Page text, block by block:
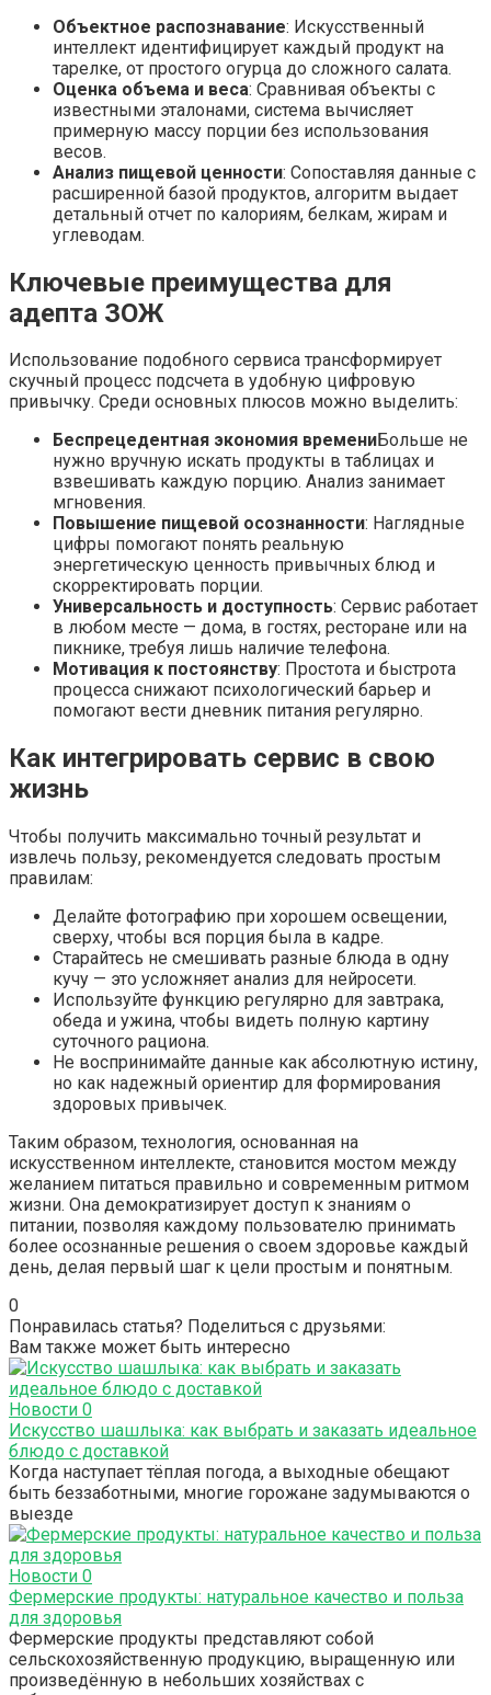
Объектное распознавание: Искусственный
интеллект идентифицирует каждый продукт на
тарелке, от простого огурца до сложного салата.
Оценка объема и веса: Сравнивая объекты с
известными эталонами, система вычисляет
примерную массу порции без использования
весов.
Анализ пищевой ценности: Сопоставляя данные с
расширенной базой продуктов, алгоритм выдает
детальный отчет по калориям, белкам, жирам и
углеводам.
Ключевые преимущества для
адепта ЗОЖ
Использование подобного сервиса трансформирует
скучный процесс подсчета в удобную цифровую
привычку. Среди основных плюсов можно выделить:
Беспрецедентная экономия времениБольше не
нужно вручную искать продукты в таблицах и
взвешивать каждую порцию. Анализ занимает
мгновения.
Повышение пищевой осознанности: Наглядные
цифры помогают понять реальную
энергетическую ценность привычных блюд и
скорректировать порции.
Универсальность и доступность: Сервис работает
в любом месте — дома, в гостях, ресторане или на
пикнике, требуя лишь наличие телефона.
Мотивация к постоянству: Простота и быстрота
процесса снижают психологический барьер и
помогают вести дневник питания регулярно.
Как интегрировать сервис в свою
жизнь
Чтобы получить максимально точный результат и
извлечь пользу, рекомендуется следовать простым
правилам:
Делайте фотографию при хорошем освещении,
сверху, чтобы вся порция была в кадре.
Старайтесь не смешивать разные блюда в одну
кучу — это усложняет анализ для нейросети.
Используйте функцию регулярно для завтрака,
обеда и ужина, чтобы видеть полную картину
суточного рациона.
Не воспринимайте данные как абсолютную истину,
но как надежный ориентир для формирования
здоровых привычек.
Таким образом, технология, основанная на
искусственном интеллекте, становится мостом между
желанием питаться правильно и современным ритмом
жизни. Она демократизирует доступ к знаниям о
питании, позволяя каждому пользователю принимать
более осознанные решения о своем здоровье каждый
день, делая первый шаг к цели простым и понятным.
0
Понравилась статья? Поделиться с друзьями:
Вам также может быть интересно
Новости 0
Искусство шашлыка: как выбрать и заказать идеальное
блюдо с доставкой
Когда наступает тёплая погода, а выходные обещают
быть беззаботными, многие горожане задумываются о
выезде
Новости 0
Фермерские продукты: натуральное качество и польза
для здоровья
Фермерские продукты представляют собой
сельскохозяйственную продукцию, выращенную или
произведённую в небольших хозяйствах с